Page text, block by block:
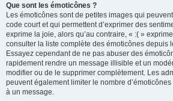
Que sont les émoticônes ?
Les émoticônes sont de petites images qui
code court et qui permettent d’exprimer des
exprime la joie, alors qu’au contraire, « :( »
consulter la liste complète des émoticônes depuis
Essayez cependant de ne pas abuser des
rapidement rendre un message illisible et un
modifier ou de le supprimer complètement. Les
peuvent également limiter le nombre d’émoticônes
à un message.